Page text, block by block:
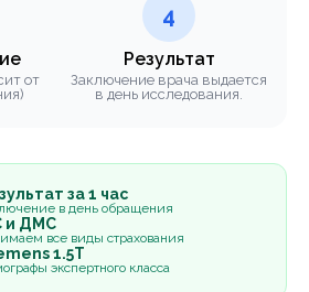
от
4
Результат
Заключение врача выдается
в день исследования.
за 1 час
в день обращения
и ДМС
все виды страхования
1.5Т
экспертного класса